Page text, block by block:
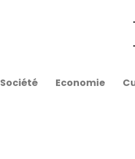
Société Economie